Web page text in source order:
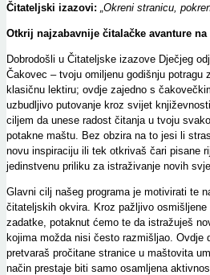
Čitateljski izazovi: Okreni stranicu,
Otkrij najzabavnije čitalačke avanture
Dobrodošli u Čitateljske izazove Dječjeg
Čakovec – tvoju omiljenu godišnju potragu
klasičnu lektiru; ovdje zajedno s
uzbudljivo putovanje kroz svijet
ciljem da unese radost čitanja u tvoju
potakne maštu. Bez obzira na to jesi li
novu inspiraciju ili tek otkrivaš čari pisane
jedinstvenu priliku za istraživanje novih
Glavni cilj našeg programa je motivirati te
čitateljskih okvira. Kroz pažljivo
zadatke, potaknut ćemo te da istražuješ
kojima možda nisi često razmišljao. Ovdje
pretvaraš pročitane stranice u maštovita
način prestaje biti samo osamljena